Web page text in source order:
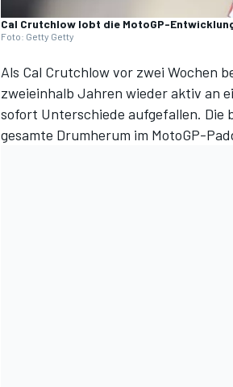
Cal Crutchlow lobt die MotoGP-
Foto: Getty Getty
Als Cal Crutchlow vor zwei Wochen
zweieinhalb Jahren wieder aktiv an
sofort Unterschiede aufgefallen. Die
gesamte Drumherum im MotoGP-